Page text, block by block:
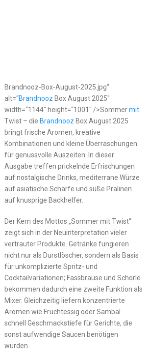
Brandnooz-Box-August-2025.jpg“
alt=“Brandnooz Box August 2025″
width=“1144″ height=“1001″ />Sommermit
Twist – die Brandnooz Box August 2025
bringt frische Aromen, kreative
Kombinationen und kleine Überraschungen
für genussvolle Auszeiten. In dieser
Ausgabe treffen prickelnde Erfrischungen
auf nostalgische Drinks, mediterrane Würze
auf asiatische Schärfe und süße Pralinen
auf knusprige Backhelfer.
Der Kern des Mottos „Sommer mit Twist“
zeigt sich in der Neuinterpretation vieler
vertrauter Produkte. Getränke fungieren
nicht nur als Durstlöscher, sondern als Basis
für unkomplizierte Spritz- und
Cocktailvariationen; Fassbrause und Schorle
bekommen dadurch eine zweite Funktion als
Mixer. Gleichzeitig liefern konzentrierte
Aromen wie Fruchtessig oder Sambal
schnell Geschmackstiefe für Gerichte, die
sonst aufwendige Saucen benötigen
würden.